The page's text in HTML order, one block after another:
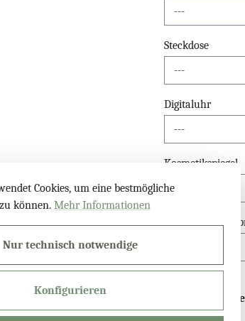
Steckdose
Digitaluhr
Kosmetikspiegel
Bluetooth
Cookies, um eine bestmögliche
können. Mehr Informationen
Nur technisch notwendige
Konfigurieren